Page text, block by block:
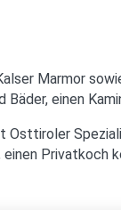
Marmor
einen